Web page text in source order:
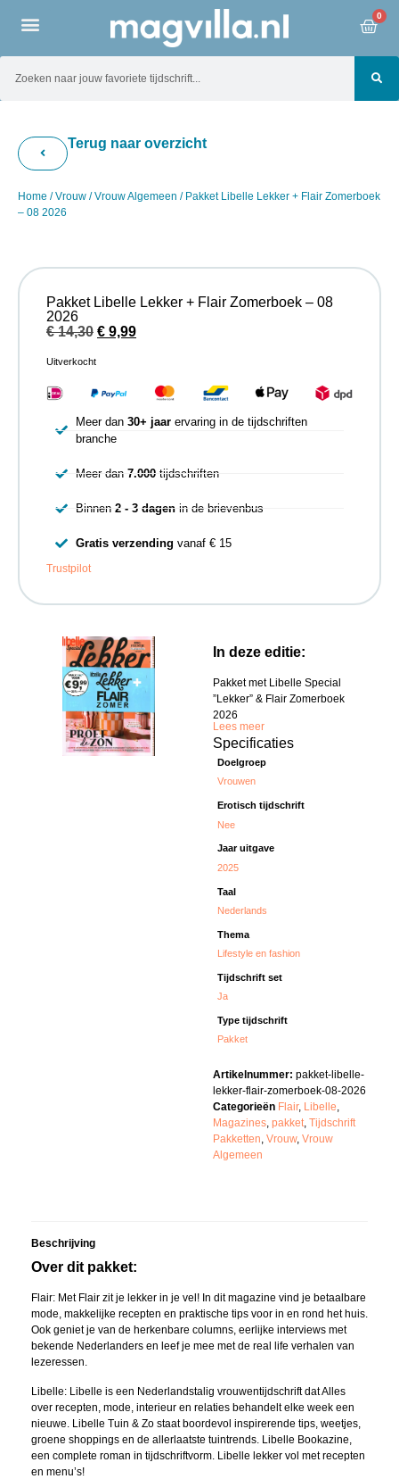
0
Terug naar overzicht
Home /Vrouw /Vrouw Algemeen / Pakket Libelle Lekker + Flair Zomerboek
– 08 2026
In deze editie:
Pakket met Libelle Special
”Lekker” & Flair Zomerboek
2026
Lees meer
Specificaties
Doelgroep
Vrouwen
Erotisch tijdschrift
Nee
Jaar uitgave
2025
Taal
Nederlands
Thema
Lifestyle en fashion
Tijdschrift set
Ja
Type tijdschrift
Pakket
Artikelnummer: pakket-libelle-
lekker-flair-zomerboek-08-2026
Categorieën Flair, Libelle,
Magazines, pakket, Tijdschrift
Pakketten, Vrouw, Vrouw
Algemeen
Beschrijving
Over dit pakket:
Flair: Met Flair zit je lekker in je vel! In dit magazine vind je betaalbare
mode, makkelijke recepten en praktische tips voor in en rond het huis.
Ook geniet je van de herkenbare columns, eerlijke interviews met
bekende Nederlanders en leef je mee met de real life verhalen van
lezeressen.
Libelle: Libelle is een Nederlandstalig vrouwentijdschrift dat Alles
over recepten, mode, interieur en relaties behandelt elke week een
nieuwe. Libelle Tuin & Zo staat boordevol inspirerende tips, weetjes,
groene shoppings en de allerlaatste tuintrends. Libelle Bookazine,
een complete roman in tijdschriftvorm. Libelle lekker vol met recepten
en menu’s!
Pakket Libelle Lekker + Flair Zomerboek – 08
2026
€14,30 € 9,99
Uitverkocht
Meer dan 30+ jaarervaring in de tijdschriften
branche
Meer dan 7.000tijdschriften
Binnen 2 - 3 dagenin de brievenbus
Gratis verzending vanaf € 15
Trustpilot